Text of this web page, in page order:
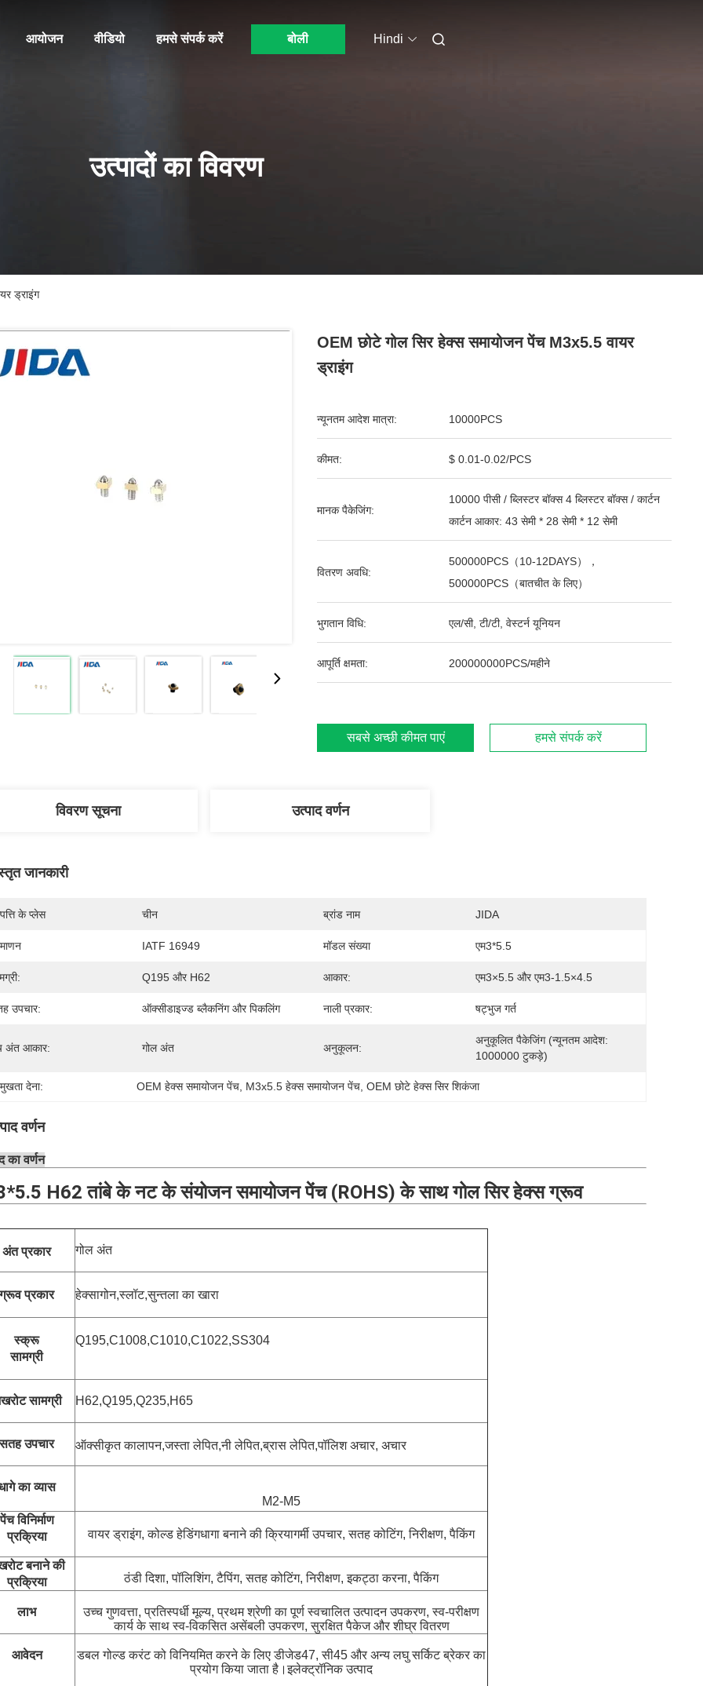
आयोजन वीडियो हमसे संपर्क करें बोली Hindi
उत्पादों का विवरण
ड्राइंग
OEM छोटे गोल सिर हेक्स समायोजन पेंच M3x5.5 वायर
ड्राइंग
न्यूनतम आदेश मात्रा: 10000PCS
कीमत: $ 0.01-0.02/PCS
मानक पैकेजिंग:
10000 पीसी / ब्लिस्टर बॉक्स 4 ब्लिस्टर बॉक्स / कार्टन
कार्टन आकार: 43 सेमी * 28 सेमी * 12 सेमी
वितरण अवधि:
500000PCS（10-12DAYS），
500000PCS（बातचीत के लिए）
भुगतान विधि: एल/सी, टी/टी, वेस्टर्न यूनियन
आपूर्ति क्षमता: 200000000PCS/महीने
सबसे अच्छी कीमत पाएं हमसे संपर्क करें
विवरण सूचना उत्पाद वर्णन
जानकारी
के प्लेस चीन ब्रांड नाम JIDA
IATF 16949 मॉडल संख्या एम3*5.5
Q195 और H62 आकार: एम3×5.5 और एम3-1.5×4.5
उपचार: ऑक्सीडाइज्ड ब्लैकनिंग और पिकलिंग नाली प्रकार: षट्भुज गर्त
अंत आकार: गोल अंत अनुकूलन:
अनुकूलित पैकेजिंग (न्यूनतम आदेश:
1000000 टुकड़े)
देना: OEM हेक्स समायोजन पेंच M3x5.5 हेक्स समायोजन पेंच , OEM छोटे हेक्स सिर शिकंजा
वर्णन
का वर्णन
H62 तांबे के नट के संयोजन समायोजन पेंच (ROHS) के साथ गोल सिर हेक्स ग्रूव
अंत प्रकार गोल अंत
ग्रूव प्रकार हेक्सागोन,स्लॉट,सुन्तला का खारा
स्क्रू
सामग्री
Q195,C1008,C1010,C1022,SS304
सामग्री H62,Q195,Q235,H65
सतह उपचार ऑक्सीकृत कालापन,जस्ता लेपित,नी लेपित,ब्रास लेपित,पॉलिश अचार, अचार
का व्यास
M2-M5
पेंच विनिर्माण
प्रक्रिया
वायर ड्राइंग, कोल्ड हेडिंगधागा बनाने की क्रियागर्मी उपचार, सतह कोटिंग, निरीक्षण, पैकिंग
बनाने की
प्रक्रिया
ठंडी दिशा, पॉलिशिंग, टैपिंग, सतह कोटिंग, निरीक्षण, इकट्ठा करना, पैकिंग
लाभ
उच्च गुणवत्ता, प्रतिस्पर्धी मूल्य, प्रथम श्रेणी का पूर्ण स्वचालित उत्पादन उपकरण, स्व-परीक्षण
कार्य के साथ स्व-विकसित असेंबली उपकरण, सुरक्षित पैकेज और शीघ्र वितरण
आवेदन
डबल गोल्ड करंट को विनियमित करने के लिए डीजेड47, सी45 और अन्य लघु सर्किट ब्रेकर का
प्रयोग किया जाता है।इलेक्ट्रॉनिक उत्पाद